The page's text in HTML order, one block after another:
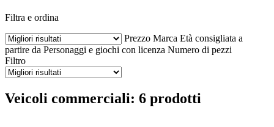
Filtra e ordina
Prezzo Marca Età consigliata a
partire da Personaggi e giochi con licenza Numero di pezzi
Filtro
Veicoli commerciali: 6 prodotti